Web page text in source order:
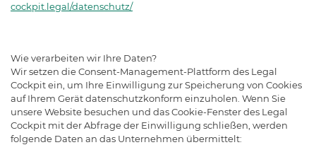
cockpit.legal/datenschutz/
Wie verarbeiten wir Ihre Daten?
Wir setzen die Consent-Management-Plattform des Legal
Cockpit ein, um Ihre Einwilligung zur Speicherung von Cookies
auf Ihrem Gerät datenschutzkonform einzuholen. Wenn Sie
unsere Website besuchen und das Cookie-Fenster des Legal
Cockpit mit der Abfrage der Einwilligung schließen, werden
folgende Daten an das Unternehmen übermittelt: